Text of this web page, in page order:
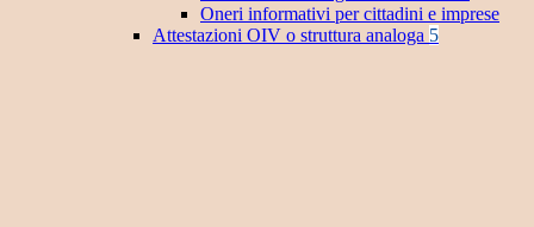
Oneri informativi per cittadini e imprese
Attestazioni OIV o struttura analoga 5